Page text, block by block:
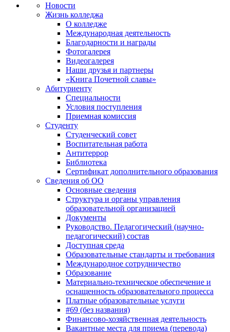
Новости
Жизнь колледжа
О колледже
Международная деятельность
Благодарности и награды
Фотогалерея
Видеогалерея
Наши друзья и партнеры
«Книга Почетной славы»
Абитуриенту
Специальности
Условия поступления
Приемная комиссия
Студенту
Студенческий совет
Воспитательная работа
Антитеррор
Библиотека
Сертификат дополнительного образования
Сведения об ОО
Основные сведения
Структура и органы управления
образовательной организацией
Документы
Руководство. Педагогический (научно-
педагогический) состав
Доступная среда
Образовательные стандарты и требования
Международное сотрудничество
Образование
Материально-техническое обеспечение и
оснащенность образовательного процесса
Платные образовательные услуги
#69 (без названия)
Финансово-хозяйственная деятельность
Вакантные места для приема (перевода)